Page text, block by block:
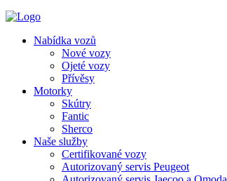
Nabídka vozů
Nové vozy
Ojeté vozy
Přívěsy
Motorky
Skútry
Fantic
Sherco
Naše služby
Certifikované vozy
Autorizovaný servis Peugeot